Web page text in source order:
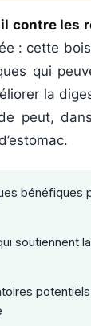
contre les
: cette
qui
la
peut,
bénéfiques
soutiennent
potentiels